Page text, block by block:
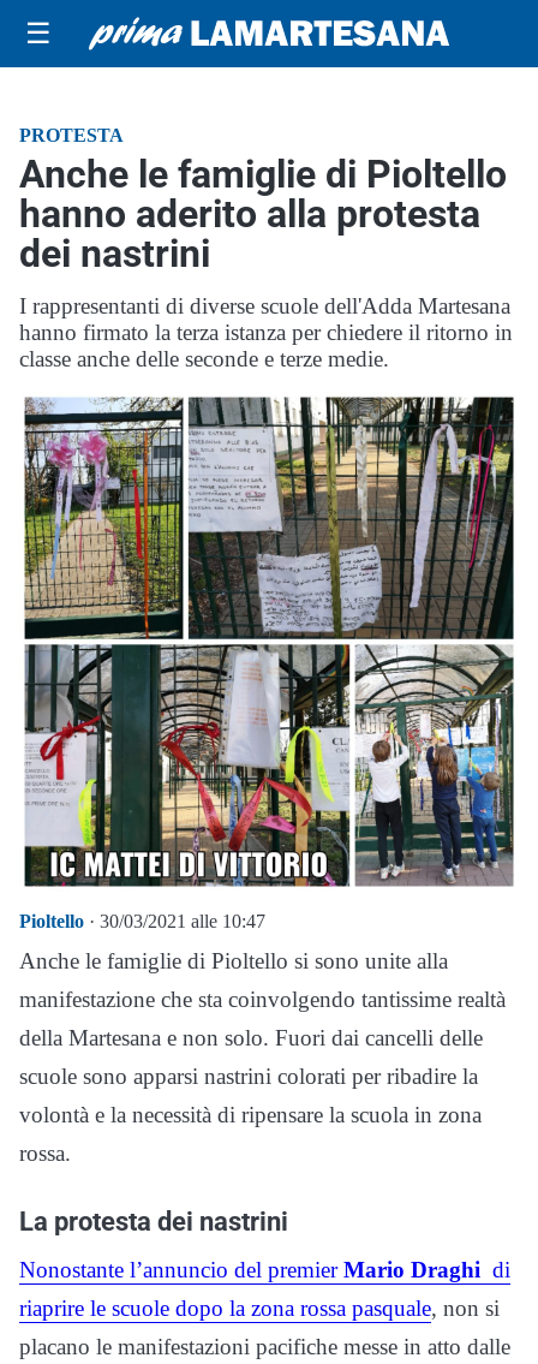
☰
PROTESTA
Anche le famiglie di Pioltello
hanno aderito alla protesta
dei nastrini
I rappresentanti di diverse scuole dell'Adda Martesana
hanno firmato la terza istanza per chiedere il ritorno in
classe anche delle seconde e terze medie.
Pioltello · 30/03/2021 alle 10:47
Anche le famiglie di Pioltello si sono unite alla
manifestazione che sta coinvolgendo tantissime realtà
della Martesana e non solo. Fuori dai cancelli delle
scuole sono apparsi nastrini colorati per ribadire la
volontà e la necessità di ripensare la scuola in zona
rossa.
La protesta dei nastrini
Nonostante l’annuncio del premierMario Draghi di
riaprire le scuole dopo la zona rossa pasquale, non si
placano le manifestazioni pacifiche messe in atto dalle